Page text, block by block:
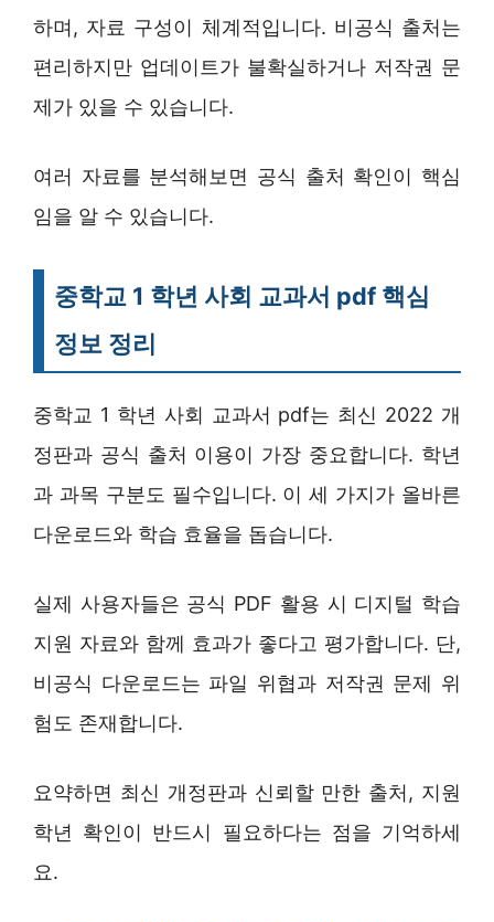
하며, 자료 구성이 체계적입니다. 비공식 출처는
편리하지만 업데이트가 불확실하거나 저작권 문
제가 있을 수 있습니다.
여러 자료를 분석해보면 공식 출처 확인이 핵심
임을 알 수 있습니다.
중학교 1 학년 사회 교과서 pdf 핵심
정보 정리
중학교 1 학년 사회 교과서 pdf는 최신 2022 개
정판과 공식 출처 이용이 가장 중요합니다. 학년
과 과목 구분도 필수입니다. 이 세 가지가 올바른
다운로드와 학습 효율을 돕습니다.
실제 사용자들은 공식 PDF 활용 시 디지털 학습
지원 자료와 함께 효과가 좋다고 평가합니다. 단,
비공식 다운로드는 파일 위협과 저작권 문제 위
험도 존재합니다.
요약하면 최신 개정판과 신뢰할 만한 출처, 지원
학년 확인이 반드시 필요하다는 점을 기억하세
요.